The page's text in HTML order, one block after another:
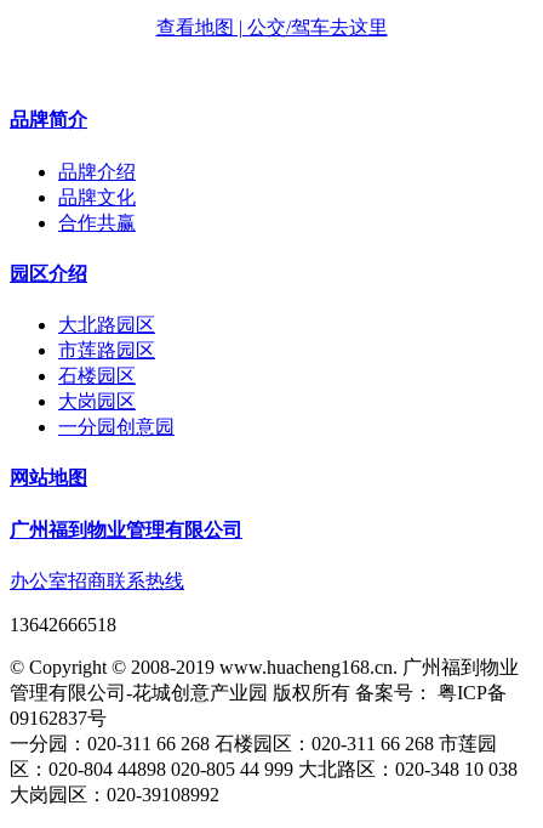
查看地图 | 公交/驾车去这里
品牌简介
品牌介绍
品牌文化
合作共赢
园区介绍
大北路园区
市莲路园区
石楼园区
大岗园区
一分园创意园
网站地图
广州福到物业管理有限公司
办公室招商联系热线
13642666518
© Copyright © 2008-2019 www.huacheng168.cn. 广州福到物业
管理有限公司-花城创意产业园 版权所有 备案号： 粤ICP备
09162837号
一分园：020-311 66 268 石楼园区：020-311 66 268 市莲园
区：020-804 44898 020-805 44 999 大北路区：020-348 10 038
大岗园区：020-39108992